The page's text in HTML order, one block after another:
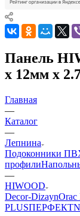
Панель
х 12мм х
Главная
—
Каталог
—
Лепнина
Подоконники
профили
—
HIWOOD
Decor-DizaynOrac
PLUSПЕРФЕКТ